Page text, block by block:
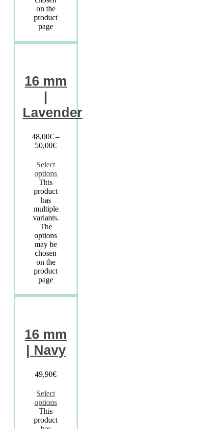
on the
product
page
16 mm
|
Lavender
48,00€ –
50,00€
Select
options
This
product
has
multiple
variants.
The
options
may be
chosen
on the
product
page
16 mm
| Navy
49,90€
Select
options
This
product